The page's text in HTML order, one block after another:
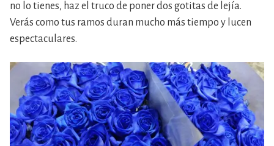
no lo tienes, haz el truco de poner dos gotitas de lejía.
Verás como tus ramos duran mucho más tiempo y lucen
espectaculares.